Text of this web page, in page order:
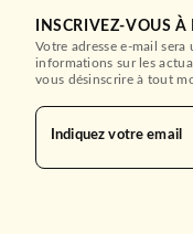
ROMANS
24/05/
INSCRIVEZ-VOUS
Votre adresse e-mail
informations sur les
vous désinscrire à tout
Indiquez votre email